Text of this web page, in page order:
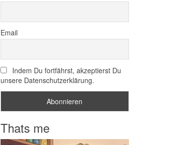
Email
Indem Du fortfährst, akzeptierst Du
unsere Datenschutzerklärung.
Thats me